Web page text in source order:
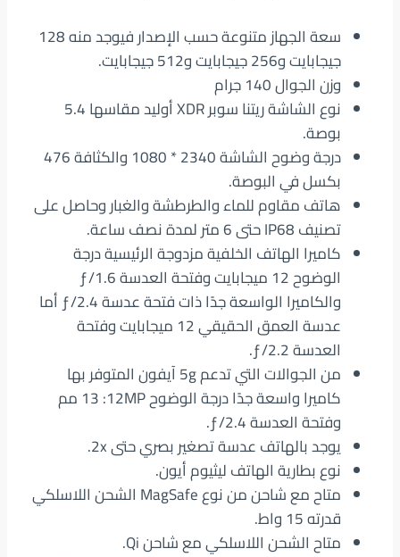
سعة الجهاز متنوعة حسب الإصدار فيوجد منه 128
جيجابايت و256 جيجابايت و512 جيجابايت.
وزن الجوال 140 جرام
نوع الشاشة ريتنا سوبر XDR أوليد مقاسها 5.4
بوصة.
درجة وضوح الشاشة 2340 * 1080 والكثافة 476
بكسل في البوصة.
هاتف مقاوم للماء والطرطشة والغبار وحاصل على
تصنيف IP68 حتى 6 متر لمدة نصف ساعة.
كاميرا الهاتف الخلفية مزدوجة الرئيسية درجة
الوضوح 12 ميجابايت‏ وفتحة العدسة ƒ/1.6
والكاميرا الواسعة جدًا ذات فتحة عدسة ƒ/2.4 أما
عدسة العمق الحقيقي 12 ميجابايت وفتحة
العدسة ƒ/2.2.
من الجوالات التي تدعم 5g آيفون المتوفر بها
كاميرا واسعة جدًا درجة الوضوح 12MP‏: 13 مم
وفتحة العدسة ƒ/2.4.
يوجد بالهاتف عدسة تصغير بصري حتى 2x.
نوع بطارية الهاتف ليثيوم أيون.
متاح مع شاحن من نوع MagSafe‏ الشحن اللاسلكي
قدرته 15 واط.
متاح الشحن اللاسلكي مع شاحن Qi‏.